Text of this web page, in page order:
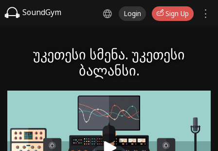
SoundGym Login Sign Up
უკეთესი სმენა. უკეთესი
ბალანსი.